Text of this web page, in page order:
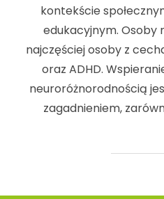
kontekście
edukacyjnym. Osoby
najczęściej osoby z
oraz ADHD.
neuroróżnorodnością
zagadnieniem,